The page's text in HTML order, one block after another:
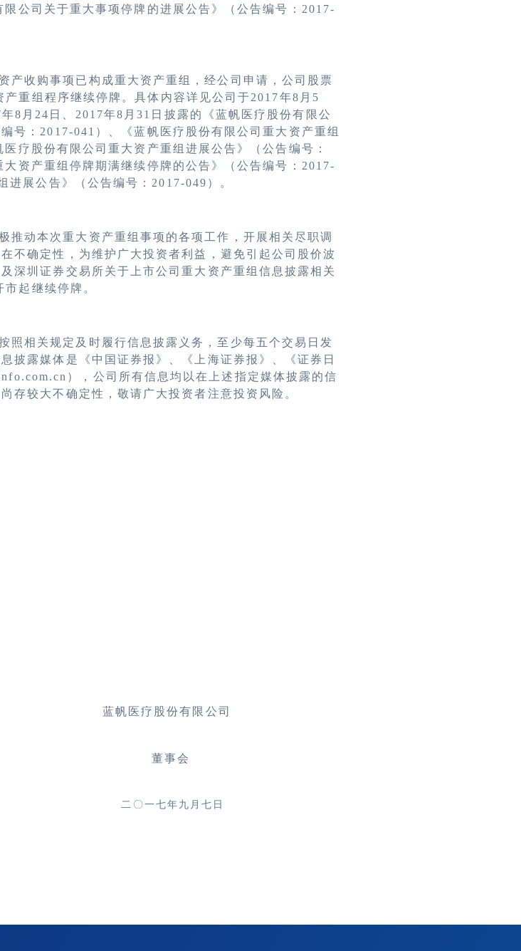
公司关于重大事项停牌的进展公告》（公告编号：2017-
产收购事项已构成重大资产重组，经公司申请，公司股票
重组程序继续停牌。具体内容详见公司于2017年8月5
8月24日、2017年8月31日披露的《蓝帆医疗股份有限公
号：2017-041）、《蓝帆医疗股份有限公司重大资产重组
疗股份有限公司重大资产重组进展公告》（公告编号：
资产重组停牌期满继续停牌的公告》（公告编号：2017-
进展公告》（公告编号：2017-049）。
推动本次重大资产重组事项的各项工作，开展相关尽职调
不确定性，为维护广大投资者利益，避免引起公司股价波
深圳证券交易所关于上市公司重大资产重组信息披露相关
起继续停牌。
照相关规定及时履行信息披露义务，至少每五个交易日发
披露媒体是《中国证券报》、《上海证券报》、《证券日
），公司所有信息均以在上述指定媒体披露的信
存较大不确定性，敬请广大投资者注意投资风险。
蓝帆医疗股份有限公司
董事会
二 〇一七年九月七日